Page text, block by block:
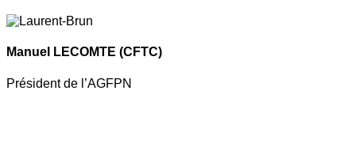
Manuel LECOMTE (CFTC)
Président de l’AGFPN